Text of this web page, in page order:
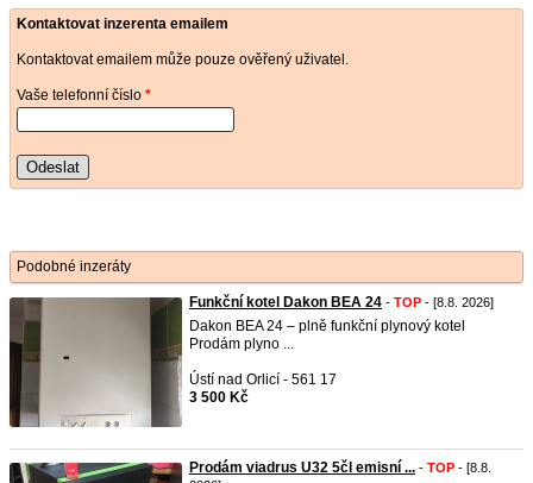
Kontaktovat inzerenta emailem
Kontaktovat emailem může pouze ověřený uživatel.
Vaše telefonní číslo *
Odeslat
Podobné inzeráty
Funkční kotel Dakon BEA 24 - TOP - [8.8. 2026]
Dakon BEA 24 – plně funkční plynový kotel
Prodám plyno ...
Ústí nad Orlicí - 561 17
3 500 Kč
Prodám viadrus U32 5čl emisní ... - TOP - [8.8.